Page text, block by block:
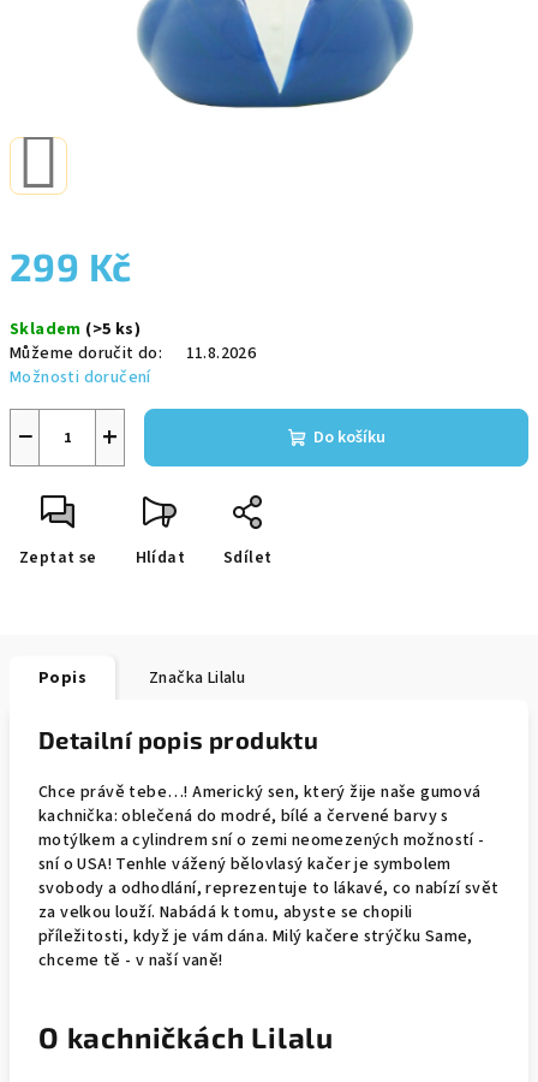
299 Kč
cena:
Skladem (>5 ks)
Můžeme doručit do:
11.8.2026
Možnosti doručení
+
− Do košíku
Zeptat se Hlídat Sdílet
Popis Značka Lilalu
Detailní popis produktu
Chce právě tebe…! Americký sen, který žije naše gumová
kachnička: oblečená do modré, bílé a červené barvy s
motýlkem a cylindrem sní o zemi neomezených možností -
sní o USA! Tenhle vážený bělovlasý kačer je symbolem
svobody a odhodlání, reprezentuje to lákavé, co nabízí svět
za velkou louží. Nabádá k tomu, abyste se chopili
příležitosti, když je vám dána. Milý kačere strýčku Same,
chceme tě - v naší vaně!
O kachničkách Lilalu